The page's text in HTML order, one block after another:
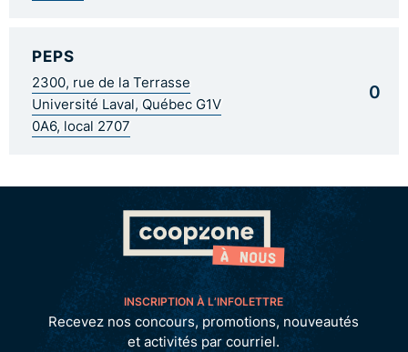
PEPS
2300, rue de la Terrasse
Université Laval, Québec G1V
0A6, local 2707
0
INSCRIPTION À L’INFOLETTRE
Recevez nos concours, promotions, nouveautés
et activités par courriel.